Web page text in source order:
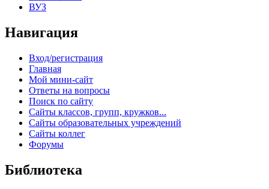
ВУЗ
Навигация
Вход/регистрация
Главная
Мой мини-сайт
Ответы на вопросы
Поиск по сайту
Сайты классов, групп, кружков...
Сайты образовательных учреждений
Сайты коллег
Форумы
Библиотека